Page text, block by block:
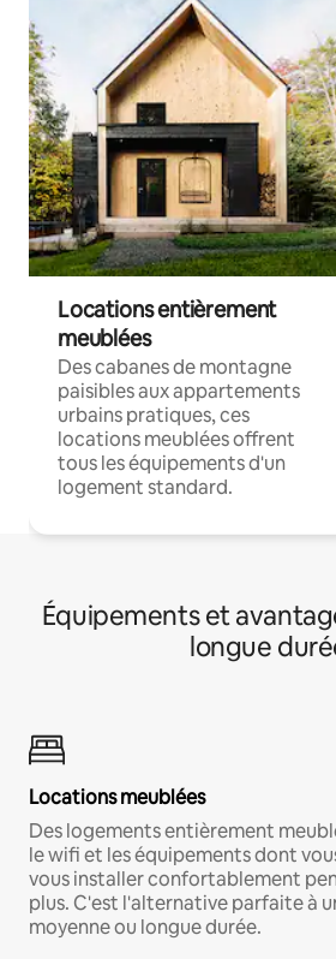
Locations entièrement
meublées
Des cabanes de montagne
paisibles aux appartements
urbains pratiques, ces
locations meublées offrent
tous les équipements d'un
logement standard.
Équipements et
longue
Locations meublées
Des logements entièrement
le wifi et les équipements dont
vous installer confortablement
plus. C'est l'alternative parfaite à
moyenne ou longue durée.